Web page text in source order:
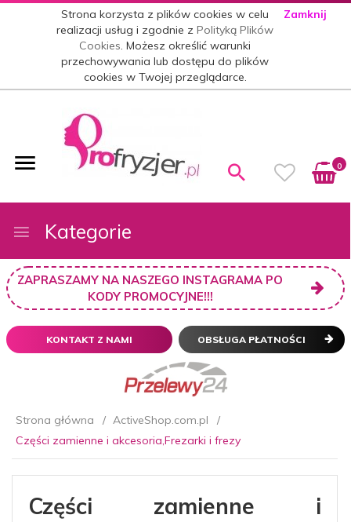
Strona korzysta z plików cookies w celu
realizacji usług i zgodnie zPolityką Plików
Cookies. Możesz określić warunki
przechowywania lub dostępu do plików
cookies w Twojej przeglądarce.
Zamknij
0
Kategorie
ZAPRASZAMY NA NASZEGO INSTAGRAMA PO
KODY PROMOCYJNE!!!
KONTAKT Z NAMI OBSŁUGA PŁATNOŚCI
Strona główna
ActiveShop.com.pl
Części zamienne i akcesoria,Frezarki i frezy
Części zamienne i